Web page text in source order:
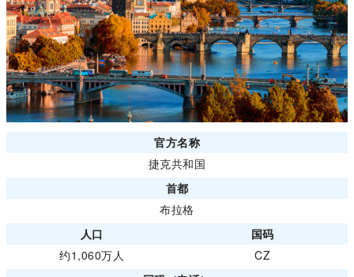
官方名称
捷克共和国
首都
布拉格
人口
国码
约1,060万人
CZ